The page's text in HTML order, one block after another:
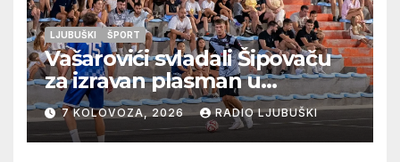
LJUBUŠKI ŠPORT
Vašarovići svladali Šipovaču
za izravan plasman u
četvrtfinale, Grab izborio
prolazak dalje, Klobuk ispao,
večeras počinje četvrtfinale
7 KOLOVOZA, 2026 RADIO LJUBUŠKI